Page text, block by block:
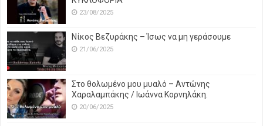
23/08/2025
Νίκος Βεζυράκης – Ίσως να μη γεράσουμε
21/06/2025
Στο θολωμένο μου μυαλό – Αντώνης
Χαραλαμπάκης / Ιωάννα Κορνηλάκη.
20/06/2025